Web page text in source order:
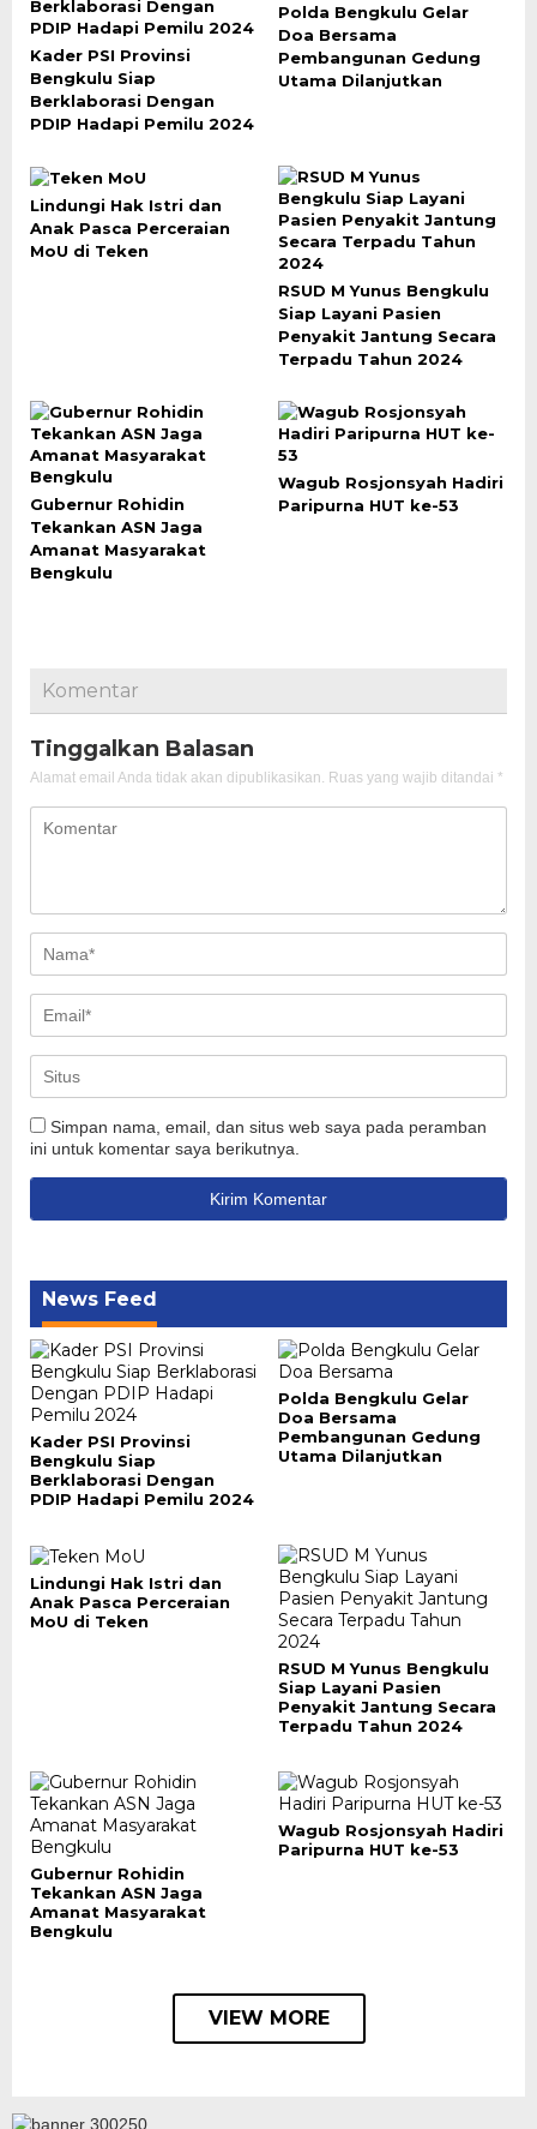
Kader PSI Provinsi
Bengkulu Siap
Berklaborasi Dengan
PDIP Hadapi Pemilu 2024
Polda Bengkulu Gelar
Doa Bersama
Pembangunan Gedung
Utama Dilanjutkan
Lindungi Hak Istri dan
Anak Pasca Perceraian
MoU di Teken
RSUD M Yunus Bengkulu
Siap Layani Pasien
Penyakit Jantung Secara
Terpadu Tahun 2024
Gubernur Rohidin
Tekankan ASN Jaga
Amanat Masyarakat
Bengkulu
Wagub Rosjonsyah Hadiri
Paripurna HUT ke-53
Komentar
Tinggalkan Balasan
Alamat email Anda tidak akan dipublikasikan. Ruas yang wajib ditandai *
Simpan nama, email, dan situs web saya pada peramban
ini untuk komentar saya berikutnya.
News Feed
Kader PSI Provinsi
Bengkulu Siap
Berklaborasi Dengan
PDIP Hadapi Pemilu 2024
Polda Bengkulu Gelar
Doa Bersama
Pembangunan Gedung
Utama Dilanjutkan
Lindungi Hak Istri dan
Anak Pasca Perceraian
MoU di Teken
RSUD M Yunus Bengkulu
Siap Layani Pasien
Penyakit Jantung Secara
Terpadu Tahun 2024
Gubernur Rohidin
Tekankan ASN Jaga
Amanat Masyarakat
Bengkulu
Wagub Rosjonsyah Hadiri
Paripurna HUT ke-53
VIEW MORE